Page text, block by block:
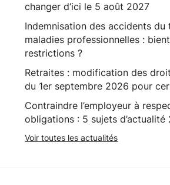
changer d’ici le 5 août 2027
Indemnisation des accidents du
maladies professionnelles :
restrictions ?
Retraites : modification des
du 1er septembre 2026 pour
Contraindre l’employeur à
obligations : 5 sujets d’actualité
Voir toutes les actualités